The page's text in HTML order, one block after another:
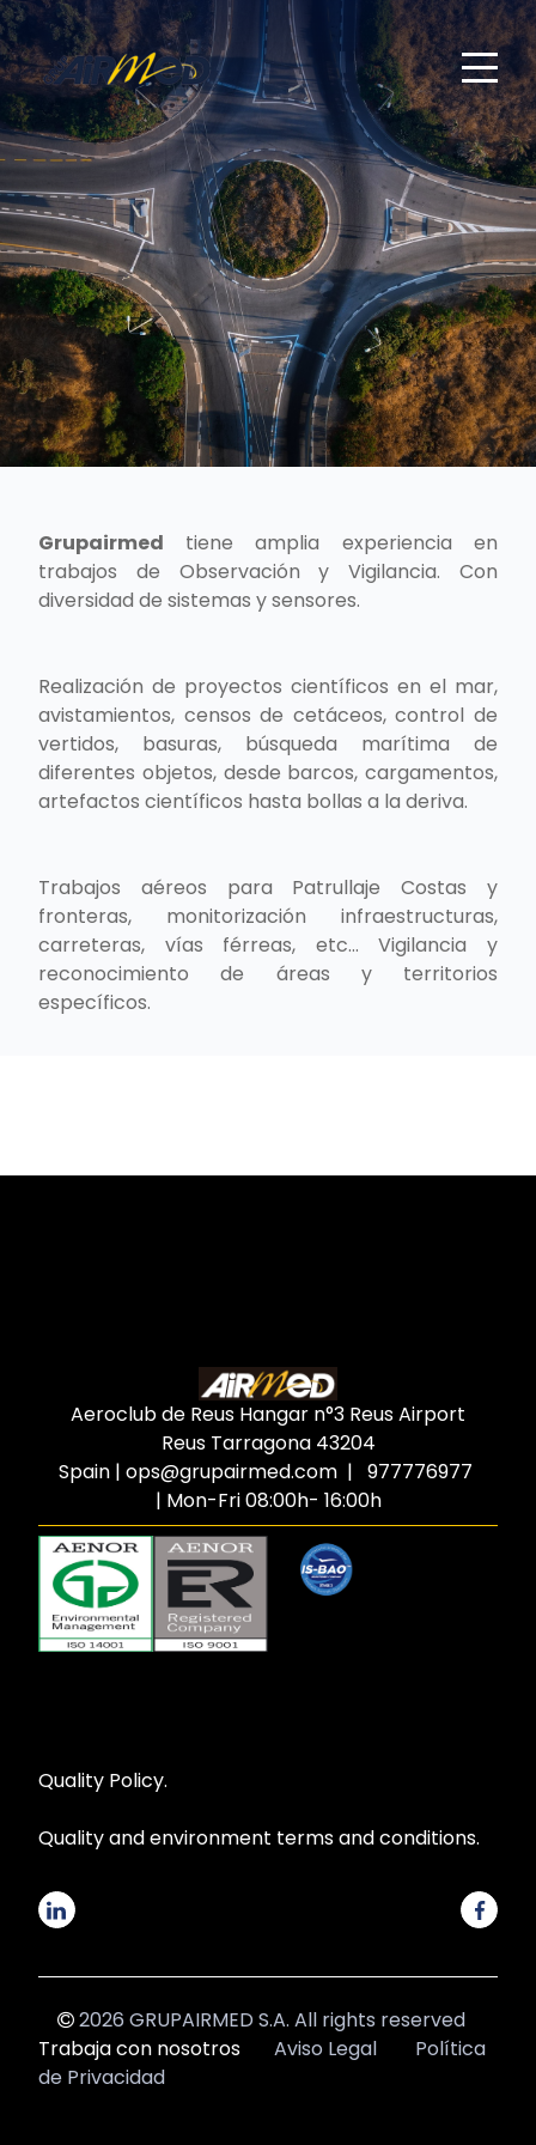
Grupairmed tiene amplia experiencia en
trabajos de Observación y Vigilancia. Con
diversidad de sistemas y sensores.
Realización de proyectos científicos en el mar,
avistamientos, censos de cetáceos, control de
vertidos, basuras, búsqueda marítima de
diferentes objetos, desde barcos, cargamentos,
artefactos científicos hasta bollas a la deriva.
Trabajos aéreos para Patrullaje Costas y
fronteras, monitorización infraestructuras,
carreteras, vías férreas, etc... Vigilancia y
reconocimiento de áreas y territorios
específicos.
Aeroclub de Reus Hangar n°3 Reus Airport
Reus Tarragona 43204
Spain | ops@grupairmed.com | 977776977
| Mon-Fri 08:00h- 16:00h
Quality Policy.
Quality and environment terms and conditions.
2026 GRUPAIRMED S.A. All rights reserved
Trabaja con nosotros
Aviso Legal
Política
de Privacidad